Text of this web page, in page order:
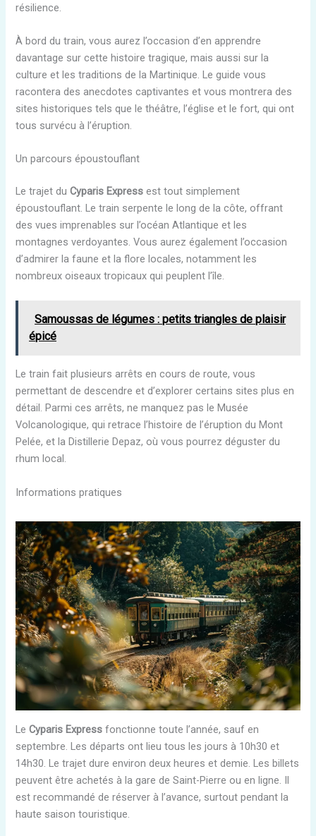
résilience.
À bord du train, vous aurez l’occasion d’en apprendre
davantage sur cette histoire tragique, mais aussi sur la
culture et les traditions de la Martinique. Le guide vous
racontera des anecdotes captivantes et vous montrera des
sites historiques tels que le théâtre, l’église et le fort, qui ont
tous survécu à l’éruption.
Un parcours époustouflant
Le trajet duCyparis Express est tout simplement
époustouflant. Le train serpente le long de la côte, offrant
des vues imprenables sur l’océan Atlantique et les
montagnes verdoyantes. Vous aurez également l’occasion
d’admirer la faune et la flore locales, notamment les
nombreux oiseaux tropicaux qui peuplent l’île.
Samoussas de légumes : petits triangles de plaisir
épicé
Le train fait plusieurs arrêts en cours de route, vous
permettant de descendre et d’explorer certains sites plus en
détail. Parmi ces arrêts, ne manquez pas le Musée
Volcanologique, qui retrace l’histoire de l’éruption du Mont
Pelée, et la Distillerie Depaz, où vous pourrez déguster du
rhum local.
Informations pratiques
LeCyparis Express fonctionne toute l’année, sauf en
septembre. Les départs ont lieu tous les jours à 10h30 et
14h30. Le trajet dure environ deux heures et demie. Les billets
peuvent être achetés à la gare de Saint-Pierre ou en ligne. Il
est recommandé de réserver à l’avance, surtout pendant la
haute saison touristique.